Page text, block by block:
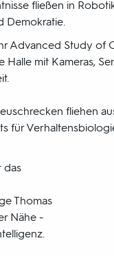
fließen in
Demokratie.
Advanced Study of
mit Kameras,
fliehen
für
das
Thomas
Nähe -